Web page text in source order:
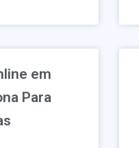
em
Para